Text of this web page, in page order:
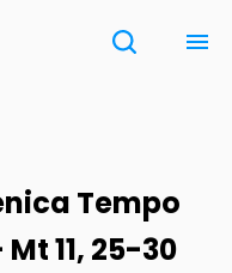
Tempo
11, 25-30